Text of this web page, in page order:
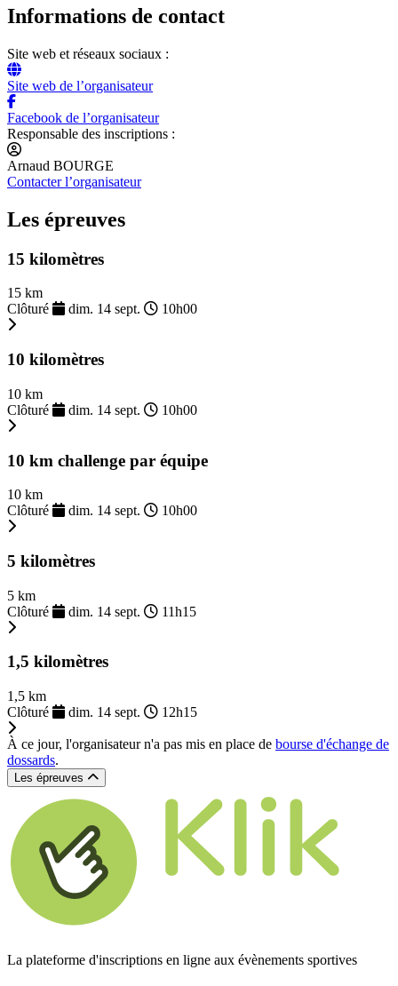
Informations de contact
Site web et réseaux sociaux :
Site web de l’organisateur
Facebook de l’organisateur
Responsable des inscriptions :
Arnaud BOURGE
Contacter l’organisateur
Les épreuves
15 kilomètres
15 km
Clôturé
dim. 14 sept. 10h00
10 kilomètres
10 km
Clôturé
dim. 14 sept. 10h00
10 km challenge par équipe
10 km
Clôturé
dim. 14 sept. 10h00
5 kilomètres
5 km
Clôturé
dim. 14 sept. 11h15
1,5 kilomètres
1,5 km
Clôturé
dim. 14 sept. 12h15
À ce jour, l'organisateur n'a pas mis en place de bourse d'échange de
dossards.
Les épreuves
La plateforme d'inscriptions en ligne aux évènements sportives